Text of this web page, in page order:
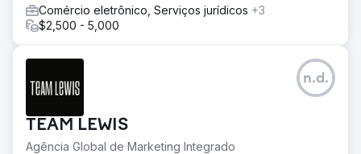
Comércio eletrônico, Serviços jurídicos +3
$2,500 - 5,000
TEAM LEWIS
Agência Global de Marketing Integrado
n.d.